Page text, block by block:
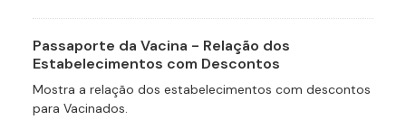
Passaporte da Vacina - Relação dos
Estabelecimentos com Descontos
Mostra a relação dos estabelecimentos com descontos
para Vacinados.